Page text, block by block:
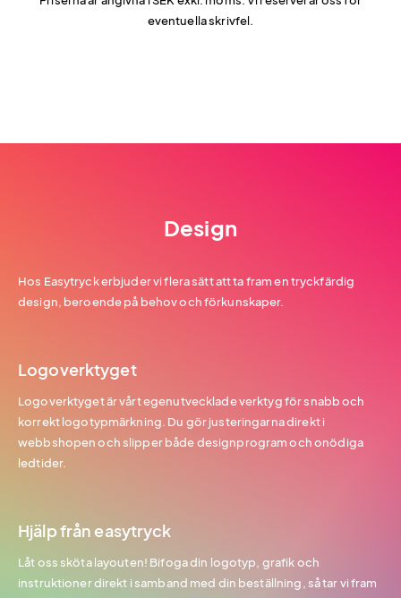
eventuella skrivfel.
Design
Hos Easytryck erbjuder vi flera sätt att ta fram en tryckfärdig
design, beroende på behov och förkunskaper.
Logoverktyget
Logoverktyget är vårt egenutvecklade verktyg för snabb och
korrekt logotypmärkning. Du gör justeringarna direkt i
webbshopen och slipper både designprogram och onödiga
ledtider.
Hjälp från easytryck
Låt oss sköta layouten! Bifoga din logotyp, grafik och
instruktioner direkt i samband med din beställning, så tar vi fram